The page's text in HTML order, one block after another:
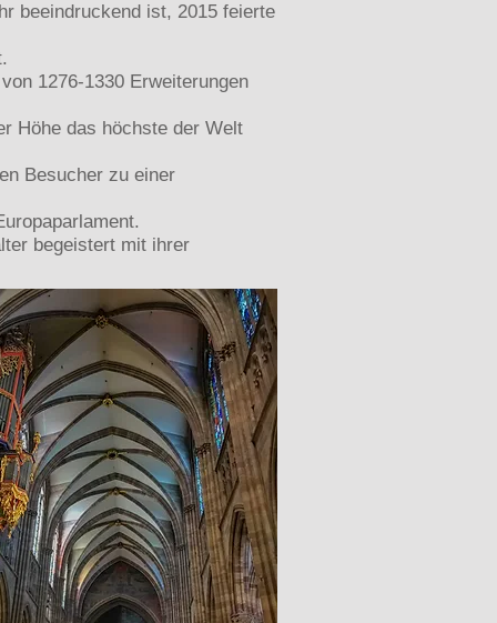
beeindruckend ist, 2015 feierte
1276-1330 Erweiterungen
Höhe das höchste der Welt
Besucher zu einer
begeistert mit ihrer